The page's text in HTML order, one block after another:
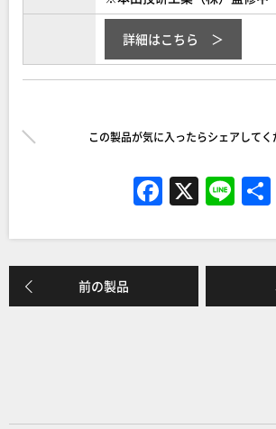
詳細はこちら
この製品が気に入ったらシェアしてく
F
a
c
e
b
X Li
n
e
前の製品